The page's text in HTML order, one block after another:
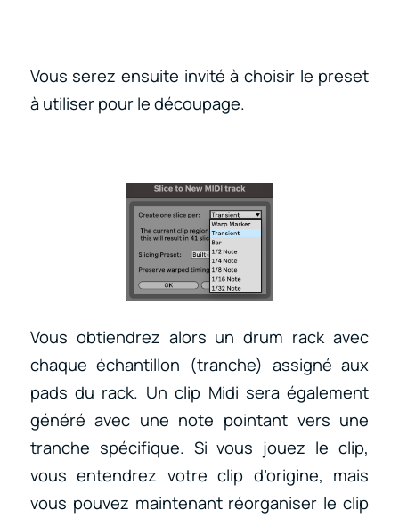
Vous serez ensuite invité à choisir le preset
à utiliser pour le découpage.
Vous obtiendrez alors un drum rack avec
chaque échantillon (tranche) assigné aux
pads du rack. Un clip Midi sera également
généré avec une note pointant vers une
tranche spécifique. Si vous jouez le clip,
vous entendrez votre clip d’origine, mais
vous pouvez maintenant réorganiser le clip